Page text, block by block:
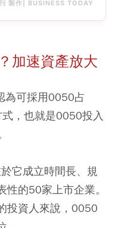
製作| BUSINESS TODAY
加速資產放大
為可採用0050占
，也就是0050投入
它成立時間長、規
的50家上市企業。
投資人來說，0050